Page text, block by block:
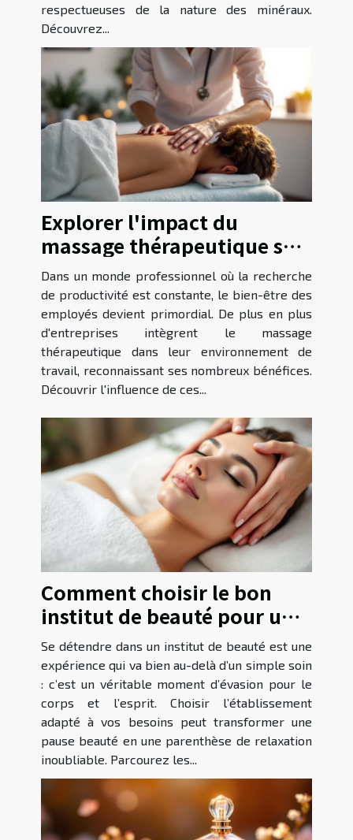
respectueuses de la nature des minéraux.
Découvrez...
Explorer l'impact du
massage thérapeutique sur
la productivité au travail
Dans un monde professionnel où la recherche
de productivité est constante, le bien-être des
employés devient primordial. De plus en plus
d'entreprises intègrent le massage
thérapeutique dans leur environnement de
travail, reconnaissant ses nombreux bénéfices.
Découvrir l'influence de ces...
Comment choisir le bon
institut de beauté pour une
relaxation optimale ?
Se détendre dans un institut de beauté est une
expérience qui va bien au-delà d’un simple soin
: c’est un véritable moment d’évasion pour le
corps et l’esprit. Choisir l’établissement
adapté à vos besoins peut transformer une
pause beauté en une parenthèse de relaxation
inoubliable. Parcourez les...